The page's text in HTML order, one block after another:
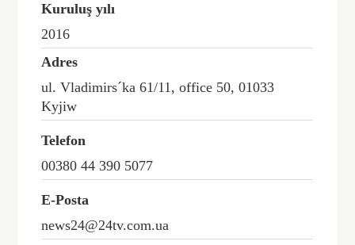
Kuruluş yılı
2016
Adres
ul. Vladimirs´ka 61/11, office 50, 01033
Kyjiw
Telefon
00380 44 390 5077
E-Posta
news24@24tv.com.ua